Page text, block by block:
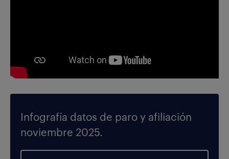
Infografía datos de paro y afiliación
noviembre 2025.